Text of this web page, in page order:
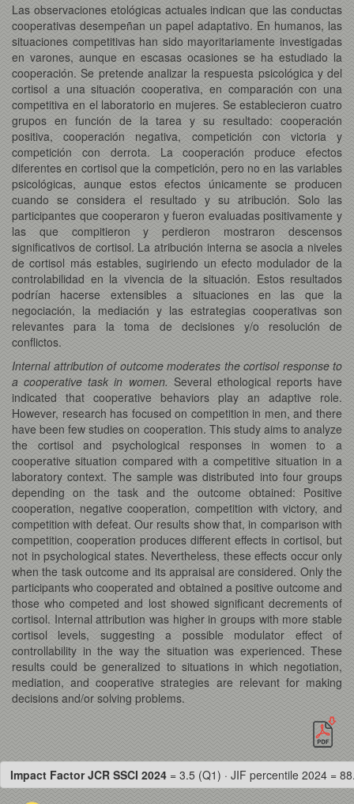
Las observaciones etológicas actuales indican que las conductas
cooperativas desempeñan un papel adaptativo. En humanos, las
situaciones competitivas han sido mayoritariamente investigadas
en varones, aunque en escasas ocasiones se ha estudiado la
cooperación. Se pretende analizar la respuesta psicológica y del
cortisol a una situación cooperativa, en comparación con una
competitiva en el laboratorio en mujeres. Se establecieron cuatro
grupos en función de la tarea y su resultado: cooperación
positiva, cooperación negativa, competición con victoria y
competición con derrota. La cooperación produce efectos
diferentes en cortisol que la competición, pero no en las variables
psicológicas, aunque estos efectos únicamente se producen
cuando se considera el resultado y su atribución. Solo las
participantes que cooperaron y fueron evaluadas positivamente y
las que compitieron y perdieron mostraron descensos
significativos de cortisol. La atribución interna se asocia a niveles
de cortisol más estables, sugiriendo un efecto modulador de la
controlabilidad en la vivencia de la situación. Estos resultados
podrían hacerse extensibles a situaciones en las que la
negociación, la mediación y las estrategias cooperativas son
relevantes para la toma de decisiones y/o resolución de
conflictos.
Internal attribution of outcome moderates the cortisol response to
a cooperative task in women. Several ethological reports have
indicated that cooperative behaviors play an adaptive role.
However, research has focused on competition in men, and there
have been few studies on cooperation. This study aims to analyze
the cortisol and psychological responses in women to a
cooperative situation compared with a competitive situation in a
laboratory context. The sample was distributed into four groups
depending on the task and the outcome obtained: Positive
cooperation, negative cooperation, competition with victory, and
competition with defeat. Our results show that, in comparison with
competition, cooperation produces different effects in cortisol, but
not in psychological states. Nevertheless, these effects occur only
when the task outcome and its appraisal are considered. Only the
participants who cooperated and obtained a positive outcome and
those who competed and lost showed significant decrements of
cortisol. Internal attribution was higher in groups with more stable
cortisol levels, suggesting a possible modulator effect of
controllability in the way the situation was experienced. These
results could be generalized to situations in which negotiation,
mediation, and cooperative strategies are relevant for making
decisions and/or solving problems.
Impact Factor JCR SSCI 2024 = 3.5 (Q1) · JIF percentile 2024 =